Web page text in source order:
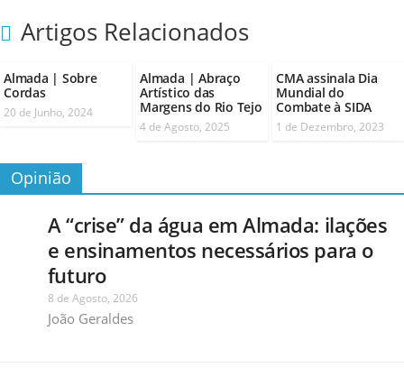
Artigos Relacionados
Almada | Sobre
Cordas
20 de Junho, 2024
Almada | Abraço
Artístico das
Margens do Rio Tejo
4 de Agosto, 2025
CMA assinala Dia
Mundial do
Combate à SIDA
1 de Dezembro, 2023
Opinião
A “crise” da água em Almada: ilações
e ensinamentos necessários para o
futuro
8 de Agosto, 2026
João Geraldes